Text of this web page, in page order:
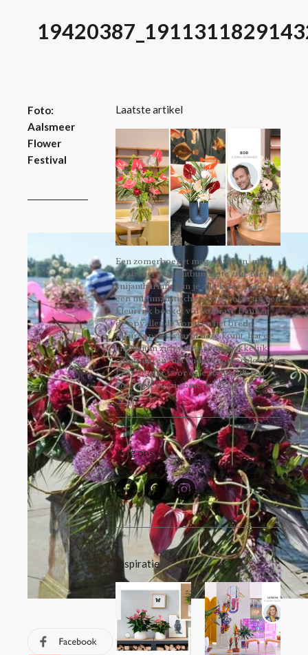
Foto:
Aalsmeer
Flower
Festival
Laatste artikel
Een zomerboeket mag opvallen, maar
hoeft niet altijd uitbundig te zijn. Met de
snijanthurium kun je alle kanten op: van
een minimalistisch zomerboeket tot een
kleurrijk boeket vol contrast. Dankzij
de opvallende vorm en het brede
kleurenpalet waarin deze komt, laat de
anthurium zich verrassend makkelijk
combineren met andere zomerbloeiers.
Lees verder voor drie stylingideeën
voor een mooi zomerboeket!
Volg ons
Inspiratie